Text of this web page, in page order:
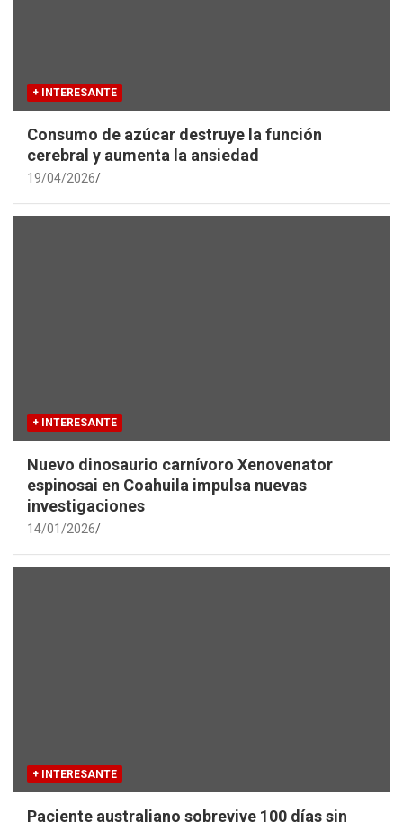
+ INTERESANTE
Consumo de azúcar destruye la función
cerebral y aumenta la ansiedad
19/04/2026
+ INTERESANTE
Nuevo dinosaurio carnívoro Xenovenator
espinosai en Coahuila impulsa nuevas
investigaciones
14/01/2026
+ INTERESANTE
Paciente australiano sobrevive 100 días sin